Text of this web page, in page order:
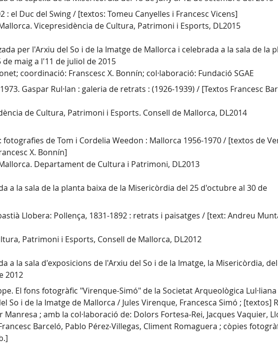
: el Duc del Swing / [textos: Tomeu Canyelles i Francesc Vicens]
Vicepresidència de Cultura, Patrimoni i Esports, DL2015
per l'Arxiu del So i de la Imatge de Mallorca i celebrada a la sala de la
maig a l'11 de juliol de 2015
coordinació: Franscesc X. Bonnín; col·laboració: Fundació SGAE
Gaspar Rul·lan : galeria de retrats : (1926-1939) / [Textos Francesc
de Cultura, Patrimoni i Esports. Consell de Mallorca, DL2014
de Tom i Cordelia Weedon : Mallorca 1956-1970 / [textos de
X. Bonnín]
Departament de Cultura i Patrimoni, DL2013
a la sala de la planta baixa de la Misericòrdia del 25 d'octubre al 30 de
Llobera: Pollença, 1831-1892 : retrats i paisatges / [text: Andreu
Patrimoni i Esports, Consell de Mallorca, DL2012
a la sala d'exposicions de l'Arxiu del So i de la Imatge, la Misericòrdia,
2012
El fons fotogràfic "Virenque-Simó" de la Societat Arqueològica Lul·liana
So i de la Imatge de Mallorca / Jules Virenque, Francesca Simó ; [textos]
Manresa ; amb la col·laboració de: Dolors Fortesa-Rei, Jacques Vaquier,
Barceló, Pablo Pérez-Villegas, Climent Romaguera ; còpies